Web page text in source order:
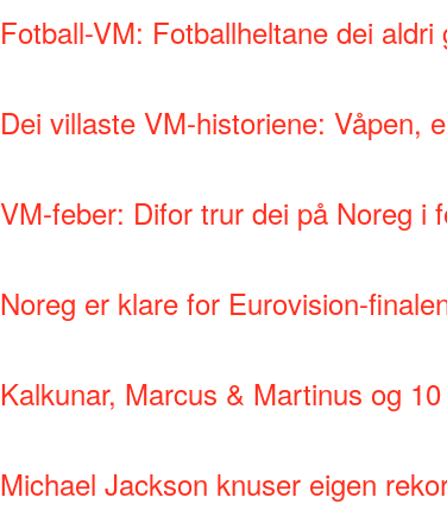
Fotball-VM: Fotballheltane dei aldri
Dei villaste VM-historiene: Våpen,
VM-feber: Difor trur dei på Noreg i
Noreg er klare for Eurovision-
Kalkunar, Marcus & Martinus og
Michael Jackson knuser eigen